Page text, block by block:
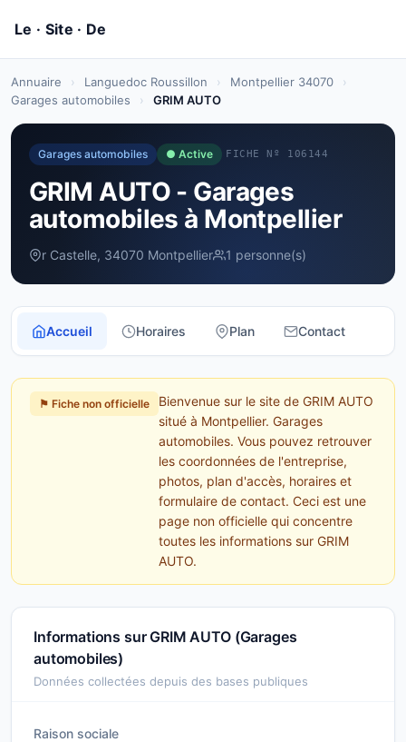
Annuaire › Languedoc Roussillon › Montpellier 34070
›
Garages automobiles
› GRIM AUTO
Garages automobiles ● Active FICHE Nº 106144
GRIM AUTO - Garages
automobiles à Montpellier
r Castelle, 34070 Montpellier 1 personne(s)
Accueil Horaires Plan Contact
⚑ Fiche non officielle
Bienvenue sur le site de GRIM AUTO
situé à Montpellier. Garages
automobiles. Vous pouvez retrouver
les coordonnées de l'entreprise,
photos, plan d'accès, horaires et
formulaire de contact. Ceci est une
page non officielle qui concentre
toutes les informations sur GRIM
AUTO.
Informations sur GRIM AUTO (Garages
automobiles)
Données collectées depuis des bases publiques
Raison sociale